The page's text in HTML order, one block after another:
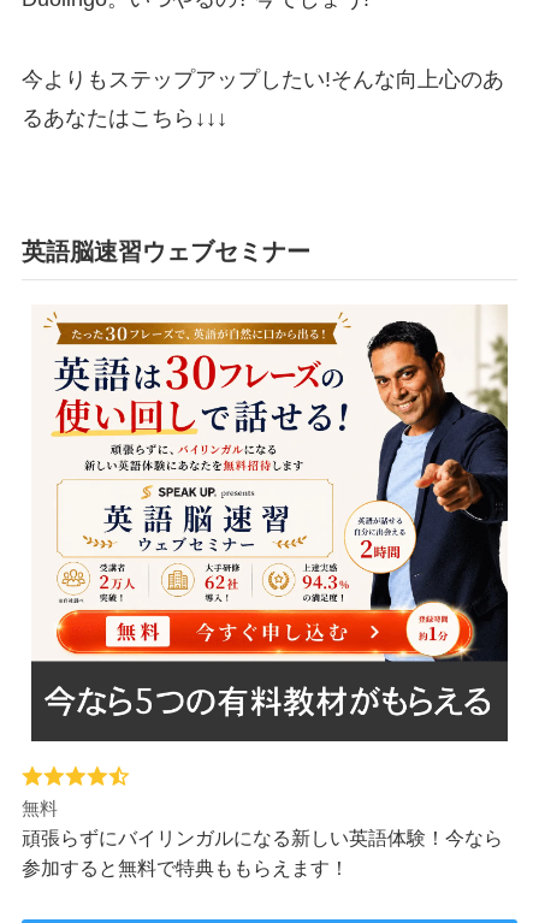
今よりもステップアップしたい!そんな向上心のあ
るあなたはこちら↓↓↓
英語脳速習ウェブセミナー
無料
頑張らずにバイリンガルになる新しい英語体験！今なら
参加すると無料で特典ももらえます！